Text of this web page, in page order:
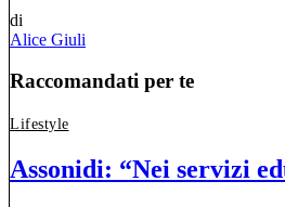
di
Alice Giuli
Raccomandati per te
Lifestyle
Assonidi: “Nei servizi